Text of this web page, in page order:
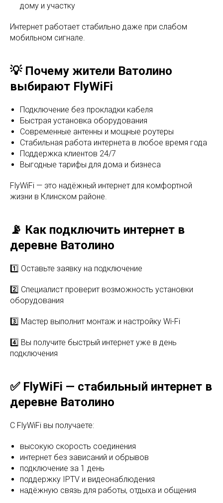
дому и участку
Интернет работает стабильно даже при слабом
мобильном сигнале.
💡 Почему жители Ватолино
выбирают FlyWiFi
Подключение без прокладки кабеля
Быстрая установка оборудования
Современные антенны и мощные роутеры
Стабильная работа интернета в любое время года
Поддержка клиентов 24/7
Выгодные тарифы для дома и бизнеса
FlyWiFi — это надёжный интернет для комфортной
жизни в Клинском районе.
📡 Как подключить интернет в
деревне Ватолино
1️⃣ Оставьте заявку на подключение
2️⃣ Специалист проверит возможность установки
оборудования
3️⃣ Мастер выполнит монтаж и настройку Wi-Fi
4️⃣ Вы получите быстрый интернет уже в день
подключения
✅ FlyWiFi — стабильный интернет в
деревне Ватолино
С FlyWiFi вы получаете:
высокую скорость соединения
интернет без зависаний и обрывов
подключение за 1 день
поддержку IPTV и видеонаблюдения
надёжную связь для работы, отдыха и общения